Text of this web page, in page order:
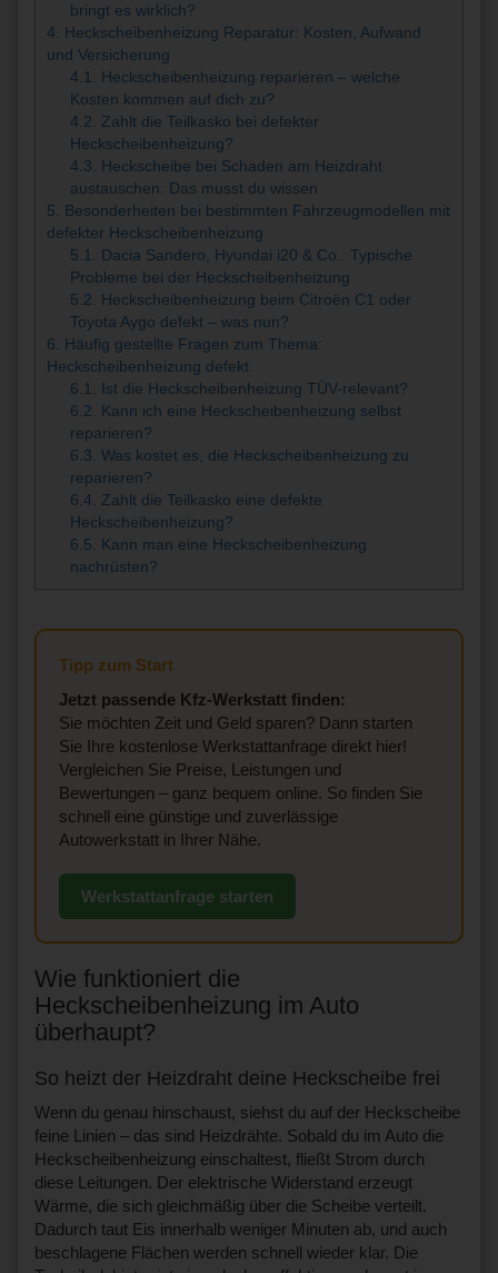
bringt es wirklich?
4. Heckscheibenheizung Reparatur: Kosten, Aufwand
und Versicherung
4.1. Heckscheibenheizung reparieren – welche
Kosten kommen auf dich zu?
4.2. Zahlt die Teilkasko bei defekter
Heckscheibenheizung?
4.3. Heckscheibe bei Schaden am Heizdraht
austauschen: Das musst du wissen
5. Besonderheiten bei bestimmten Fahrzeugmodellen mit
defekter Heckscheibenheizung
5.1. Dacia Sandero, Hyundai i20 & Co.: Typische
Probleme bei der Heckscheibenheizung
5.2. Heckscheibenheizung beim Citroën C1 oder
Toyota Aygo defekt – was nun?
6. Häufig gestellte Fragen zum Thema:
Heckscheibenheizung defekt
6.1. Ist die Heckscheibenheizung TÜV-relevant?
6.2. Kann ich eine Heckscheibenheizung selbst
reparieren?
6.3. Was kostet es, die Heckscheibenheizung zu
reparieren?
6.4. Zahlt die Teilkasko eine defekte
Heckscheibenheizung?
6.5. Kann man eine Heckscheibenheizung
nachrüsten?
Tipp zum Start
Jetzt passende Kfz-Werkstatt finden:
Sie möchten Zeit und Geld sparen? Dann starten
Sie Ihre kostenlose Werkstattanfrage direkt hier!
Vergleichen Sie Preise, Leistungen und
Bewertungen – ganz bequem online. So finden Sie
schnell eine günstige und zuverlässige
Autowerkstatt in Ihrer Nähe.
Werkstattanfrage starten
Wie funktioniert die
Heckscheibenheizung im Auto
überhaupt?
So heizt der Heizdraht deine Heckscheibe frei
Wenn du genau hinschaust, siehst du auf der Heckscheibe
feine Linien – das sind Heizdrähte. Sobald du im Auto die
Heckscheibenheizung einschaltest, fließt Strom durch
diese Leitungen. Der elektrische Widerstand erzeugt
Wärme, die sich gleichmäßig über die Scheibe verteilt.
Dadurch taut Eis innerhalb weniger Minuten ab, und auch
beschlagene Flächen werden schnell wieder klar. Die